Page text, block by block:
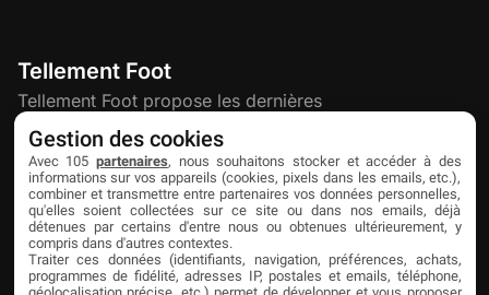
Tellement Foot
Tellement Foot propose les dernières
actualités et nouveautés créatives dédiées
au football.
Découvrir
À propos
Liens utiles
Mentions légales
Partenaires
Livefoot
Gestion des cookies
Avec 105 partenaires, nous souhaitons stocker et accéder à des
informations sur vos appareils (cookies, pixels dans les emails, etc.),
combiner et transmettre entre partenaires vos données personnelles,
qu'elles soient collectées sur ce site ou dans nos emails, déjà
détenues par certains d'entre nous ou obtenues ultérieurement, y
compris dans d'autres contextes.
Traiter ces données (identifiants, navigation, préférences, achats,
programmes de fidélité, adresses IP, postales et emails, téléphone,
géolocalisation précise, etc.) permet de développer et vous proposer